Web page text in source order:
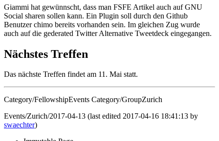
Giammi hat gewünnscht, dass man FSFE Artikel auch auf GNU
Social sharen sollen kann. Ein Plugin soll durch den Github
Benutzer chimo bereits vorhanden sein. Im gleichen Zug wurde
auch auf die gederated Twitter Alternative Tweetdeck eingegangen.
Nächstes Treffen
Das nächste Treffen findet am 11. Mai statt.
Category/FellowshipEvents Category/GroupZurich
Events/Zurich/2017-04-13 (last edited 2017-04-16 18:41:13 by
swaechter)